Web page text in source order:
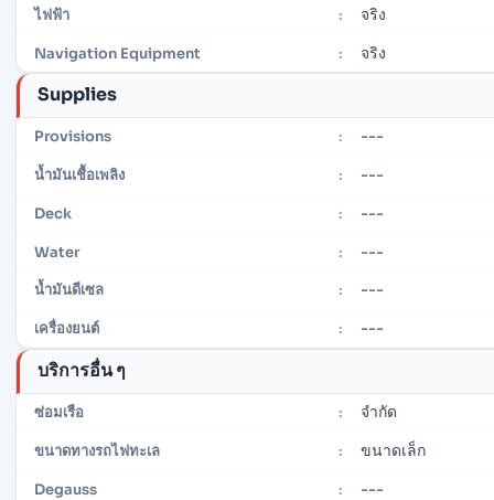
ไฟฟ้า : จริง
Navigation Equipment : จริง
Supplies
Provisions : ---
น้ำมันเชื้อเพลิง : ---
Deck : ---
Water : ---
น้ำมันดีเซล : ---
เครื่องยนต์ : ---
บริการอื่น ๆ
ซ่อมเรือ : จำกัด
ขนาดทางรถไฟทะเล : ขนาดเล็ก
Degauss : ---